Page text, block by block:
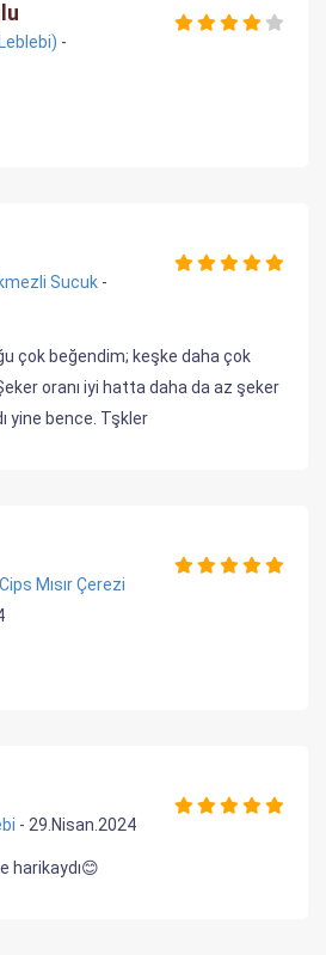
-
Sucuk -
çok beğendim; keşke daha çok
oranı iyi hatta daha da az şeker
yine bence. Tşkler
Mısır Çerezi
- 29.Nisan.2024
harikaydı😊